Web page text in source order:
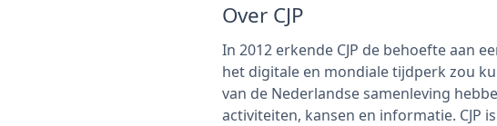
Over CJP
In 2012 erkende CJP de behoefte aan
het digitale en mondiale tijdperk zou
van de Nederlandse samenleving
activiteiten, kansen en informatie. CJP